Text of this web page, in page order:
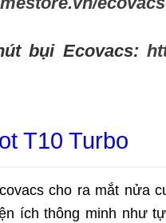
bụi Ecovacs:
T10 Turbo
cho ra mắt nửa
ích thông minh như